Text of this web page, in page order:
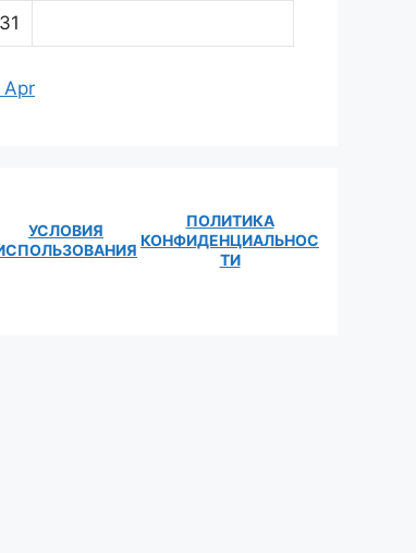
31
Apr
УСЛОВИЯ
ПОЛИТИКА
КОНФИДЕНЦИАЛЬНОС
ТИ